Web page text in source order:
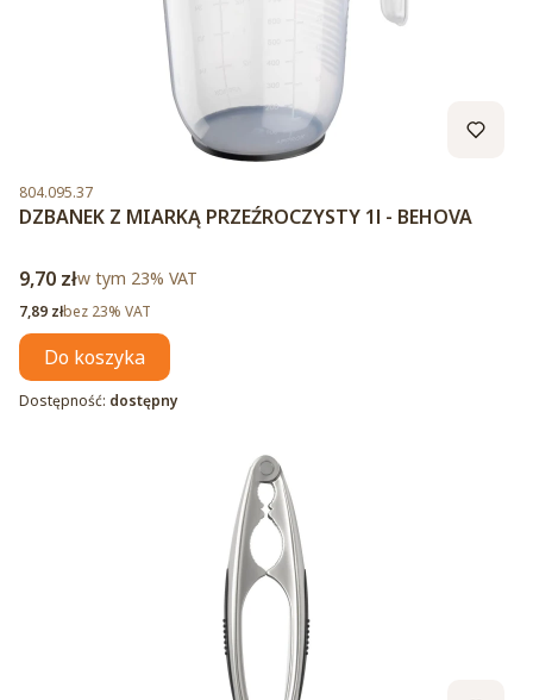
Kod produktu
804.095.37
DZBANEK Z MIARKĄ PRZEŹROCZYSTY 1l - BEHOVA
Cena brutto
9,70 złw tym %s VAT
w tym 23% VAT
Cena netto
7,89 złbez 23% VAT
Do koszyka
Dostępność: dostępny